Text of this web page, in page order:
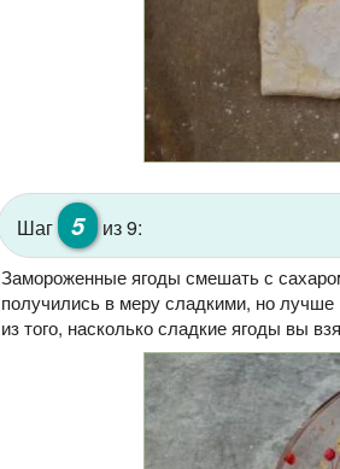
Шаг 5 из 9:
Замороженные ягоды смешать с
получились в меру сладкими, но лучше
из того, насколько сладкие ягоды вы